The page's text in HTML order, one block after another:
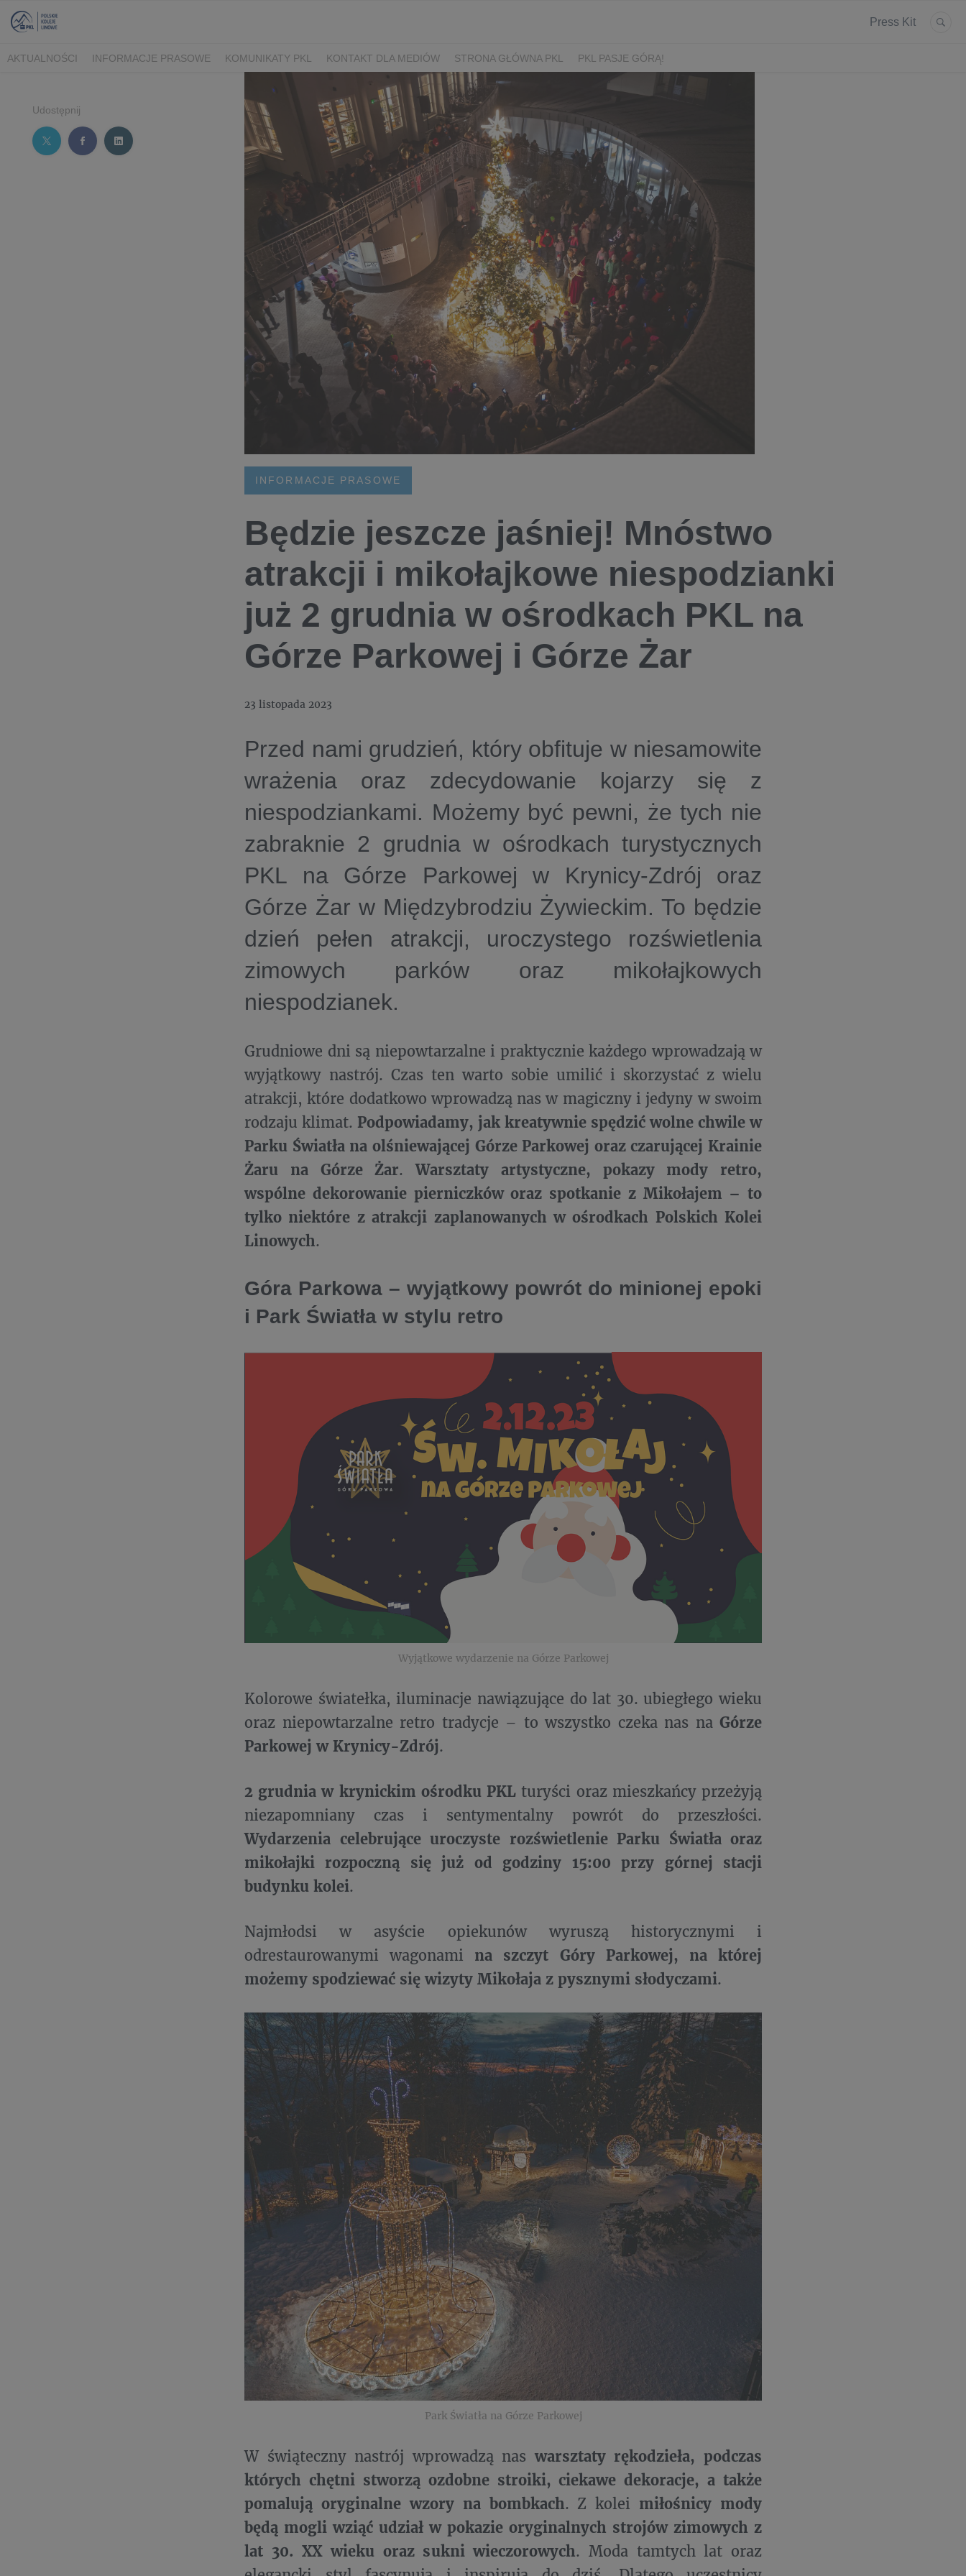
Press Kit
AKTUALNOŚCI INFORMACJE PRASOWE KOMUNIKATY PKL KONTAKT DLA MEDIÓW STRONA GŁÓWNA PKL PKL PASJE GÓRĄ!
Udostępnij
INFORMACJE PRASOWE
Będzie jeszcze jaśniej! Mnóstwo
atrakcji i mikołajkowe niespodzianki
już 2 grudnia w ośrodkach PKL na
Górze Parkowej i Górze Żar
23 listopada 2023
Przed nami grudzień, który obfituje w niesamowite
wrażenia oraz zdecydowanie kojarzy się z
niespodziankami. Możemy być pewni, że tych nie
zabraknie 2 grudnia w ośrodkach turystycznych
PKL na Górze Parkowej w Krynicy-Zdrój oraz
Górze Żar w Międzybrodziu Żywieckim. To będzie
dzień pełen atrakcji, uroczystego rozświetlenia
zimowych parków oraz mikołajkowych
niespodzianek.
Grudniowe dni są niepowtarzalne i praktycznie każdego wprowadzają w
wyjątkowy nastrój. Czas ten warto sobie umilić i skorzystać z wielu
atrakcji, które dodatkowo wprowadzą nas w magiczny i jedyny w swoim
rodzaju klimat. Podpowiadamy, jak kreatywnie spędzić wolne chwile w
Parku Światła na olśniewającej Górze Parkowej oraz czarującej Krainie
Żaru na Górze Żar.Warsztaty artystyczne, pokazy mody retro,
wspólne dekorowanie pierniczków oraz spotkanie z Mikołajem – to
tylko niektóre z atrakcji zaplanowanych w ośrodkach Polskich Kolei
Linowych.
Góra Parkowa – wyjątkowy powrót do minionej epoki
i Park Światła w stylu retro
Wyjątkowe wydarzenie na Górze Parkowej
Kolorowe światełka, iluminacje nawiązujące do lat 30. ubiegłego wieku
oraz niepowtarzalne retro tradycje – to wszystko czeka nas na Górze
Parkowej w Krynicy-Zdrój.
2 grudnia w krynickim ośrodku PKL turyści oraz mieszkańcy przeżyją
niezapomniany czas i sentymentalny powrót do przeszłości.
Wydarzenia celebrujące uroczyste rozświetlenie Parku Światła oraz
mikołajki rozpoczną się już od godziny 15:00 przy górnej stacji
budynku kolei.
Najmłodsi w asyście opiekunów wyruszą historycznymi i
odrestaurowanymi wagonami na szczyt Góry Parkowej, na której
możemy spodziewać się wizyty Mikołaja z pysznymi słodyczami.
Park Światła na Górze Parkowej
W świąteczny nastrój wprowadzą nas warsztaty rękodzieła, podczas
których chętni stworzą ozdobne stroiki, ciekawe dekoracje, a także
pomalują oryginalne wzory na bombkach. Z kolei miłośnicy mody
będą mogli wziąć udział w pokazie oryginalnych strojów zimowych z
lat 30. XX wieku oraz sukni wieczorowych. Moda tamtych lat oraz